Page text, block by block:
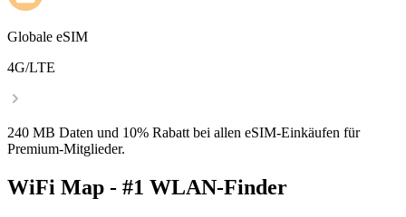
Globale eSIM
4G/LTE
240 MB Daten und 10% Rabatt bei allen eSIM-Einkäufen für
Premium-Mitglieder.
WiFi Map - #1 WLAN-Finder